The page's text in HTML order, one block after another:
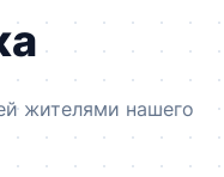
жителями нашего